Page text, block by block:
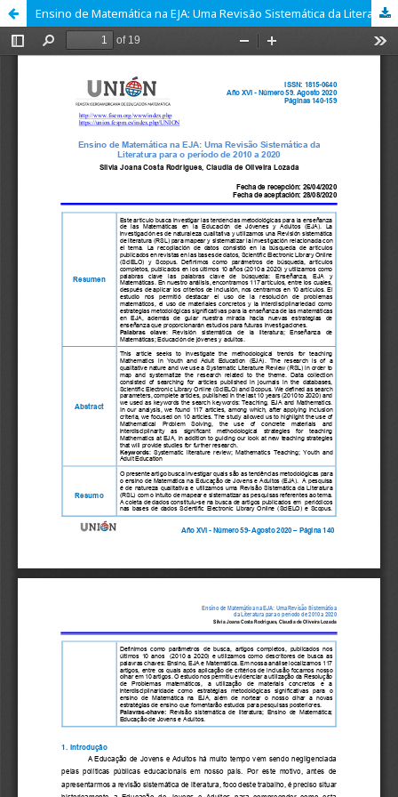
Ensino de Matemática na EJA: Uma Revisão Sistemática da Literatura para o período de 2010 a 2020